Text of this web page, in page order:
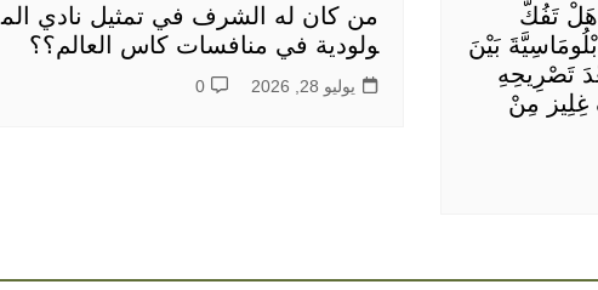
هَلْ تَفُكُّ
بَيْنَ
تَصْرِيحِهِ
غِلِيز مِنْ
من كان له الشرف في تمثيل نادي الم
ولودية في منافسات كاس العالم؟؟
يوليو 28, 2026 0